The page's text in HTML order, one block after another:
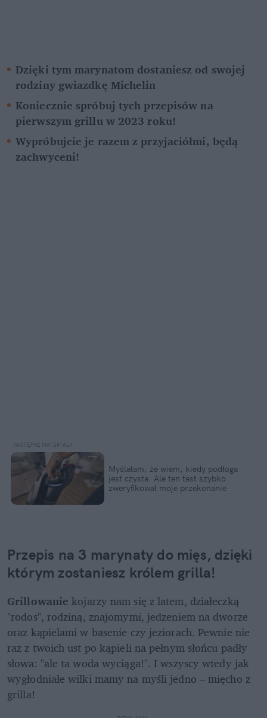
Dzięki tym marynatom dostaniesz od swojej
rodziny gwiazdkę Michelin
Koniecznie spróbuj tych przepisów na
pierwszym grillu w 2023 roku!
Wypróbujcie je razem z przyjaciółmi, będą
zachwyceni!
Myślałam, że wiem, kiedy podłoga
jest czysta. Ale ten test szybko
zweryfikował moje przekonanie
Przepis na 3 marynaty do mięs, dzięki
którym zostaniesz królem grilla!
Grillowanie kojarzy nam się z latem, działeczką
"rodos", rodziną, znajomymi, jedzeniem na dworze
oraz kąpielami w basenie czy jeziorach. Pewnie nie
raz z twoich ust po kąpieli na pełnym słońcu padły
słowa: "ale ta woda wyciąga!". I wszyscy wtedy jak
wygłodniałe wilki mamy na myśli jedno – mięcho z
grilla!